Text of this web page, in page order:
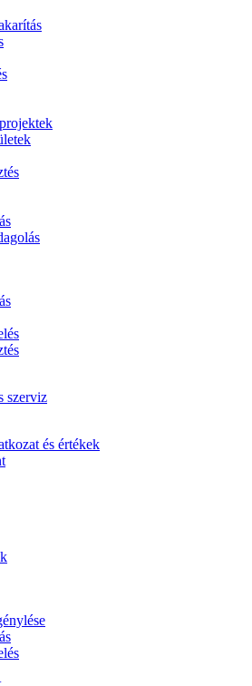
szerviz
és értékek